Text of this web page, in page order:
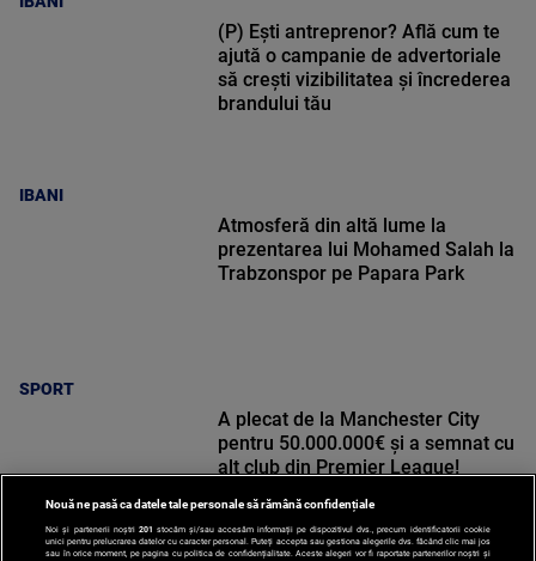
IBANI
(P) Ești antreprenor? Află cum te
ajută o campanie de advertoriale
să crești vizibilitatea și încrederea
brandului tău
SPORT
Atmosferă din altă lume la
prezentarea lui Mohamed Salah la
Trabzonspor pe Papara Park
A plecat de la Manchester City
pentru 50.000.000€ și a semnat cu
alt club din Premier League!
Nouă ne pasă ca datele tale personale să rămână confidențiale
Noi și partenerii noștri 201 stocăm și/sau accesăm informații pe dispozitivul dvs., precum identificatorii cookie
unici pentru prelucrarea datelor cu caracter personal. Puteți accepta sau gestiona alegerile dvs. făcând clic mai jos
sau în orice moment, pe pagina cu politica de confidențialitate. Aceste alegeri vor fi raportate partenerilor noștri și